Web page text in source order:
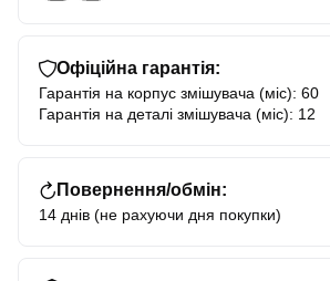
Офіційна гарантія:
Гарантія на корпус змішувача (міс): 60
Гарантія на деталі змішувача (міс): 12
Повернення/обмін:
14 днів (не рахуючи дня покупки)